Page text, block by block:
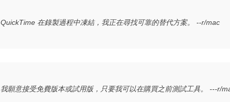
QuickTime 在錄製過程中凍結，我正在尋找可靠的替代方案。 --r/mac
我願意接受免費版本或試用版，只要我可以在購買之前測試工具。 ---r/